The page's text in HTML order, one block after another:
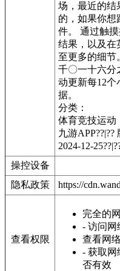
场，最近的结
的，如果你想
件。 通过触
结果，以及在
至更多的细节
千〇一十六分
动更新每12个
据。
分类：
体育竞技运动
九游APP??|??
2024-12-
操控设备
隐私政策
https://
查看权限
完全的
- 访问网
查看网
- 获取网
否有效